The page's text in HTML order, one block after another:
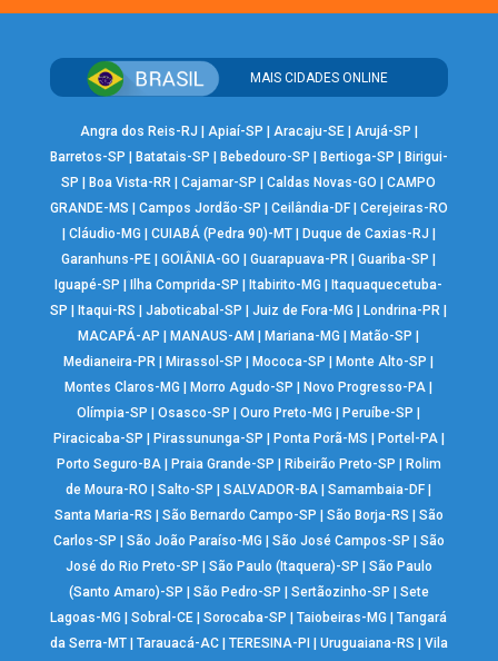
MAIS CIDADES ONLINE
Angra dos Reis-RJ Apiaí-SP Aracaju-SE| Arujá-SP
Barretos-SP
Batatais-SP Bebedouro-SP Bertioga-SP
Birigui-
SP
Boa Vista-RR |Cajamar-SP |Caldas Novas-GO |CAMPO
GRANDE-MS
Campos Jordão-SP Ceilândia-DF| Cerejeiras-RO
Cláudio-MG CUIABÁ (Pedra 90)-MT| Duque de Caxias-RJ
Garanhuns-PE |GOIÂNIA-GO |Guarapuava-PR |Guariba-SP
Iguapé-SP
Ilha Comprida-SP Itabirito-MG
Itaquaquecetuba-
SP
Itaqui-RS |Jaboticabal-SP |Juiz de Fora-MG Londrina-PR
MACAPÁ-AP
MANAUS-AM Mariana-MG Matão-SP
Medianeira-PR
Mirassol-SP Mococa-SP Monte Alto-SP
Montes Claros-MG
Morro Agudo-SP Novo Progresso-PA
Olímpia-SP
|Osasco-SP |Ouro Preto-MG Peruíbe-SP
Piracicaba-SP
Pirassununga-SP Ponta Porã-MS Portel-PA|
Porto Seguro-BA| Praia Grande-SP Ribeirão Preto-SP
Rolim
de Moura-RO
|Salto-SP |SALVADOR-BA |Samambaia-DF
Santa Maria-RS
São Bernardo Campo-SP São Borja-RS
São
Carlos-SP
São João Paraíso-MG São José Campos-SP
São
José do Rio Preto-SP
São Paulo (Itaquera)-SP
São Paulo
(Santo Amaro)-SP
São Pedro-SP Sertãozinho-SP
Sete
Lagoas-MG
|Sobral-CE |Sorocaba-SP |Taiobeiras-MG |Tangará
da Serra-MT| Tarauacá-AC| TERESINA-PI Uruguaiana-RS Vila